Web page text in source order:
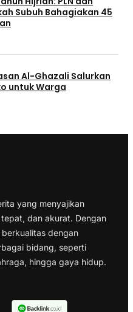
Subuh Bahagiakan 45
Al-Ghazali Salurkan
untuk Warga
yang menyajikan
dan akurat. Dengan
dengan
bidang, seperti
hingga gaya hidup.